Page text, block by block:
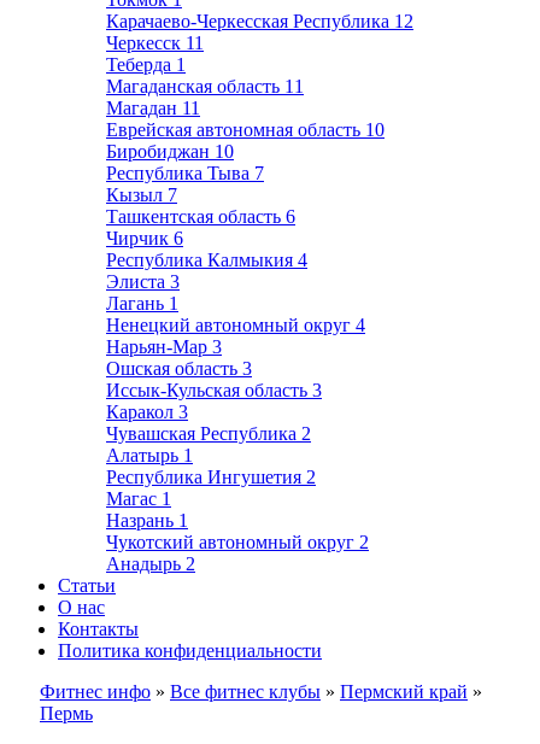
Карачаево-Черкесская Республика 12
Черкесск 11
Теберда 1
Магаданская область 11
Магадан 11
Еврейская автономная область 10
Биробиджан 10
Республика Тыва 7
Кызыл 7
Ташкентская область 6
Чирчик 6
Республика Калмыкия 4
Элиста 3
Лагань 1
Ненецкий автономный округ 4
Нарьян-Мар 3
Ошская область 3
Иссык-Кульская область 3
Каракол 3
Чувашская Республика 2
Алатырь 1
Республика Ингушетия 2
Магас 1
Назрань 1
Чукотский автономный округ 2
Анадырь 2
Статьи
О нас
Контакты
Политика конфиденциальности
Фитнес инфо » Все фитнес клубы » Пермский край »
Пермь